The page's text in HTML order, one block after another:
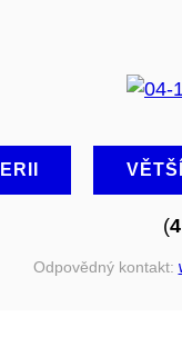
(4
Odpovědný kontakt: